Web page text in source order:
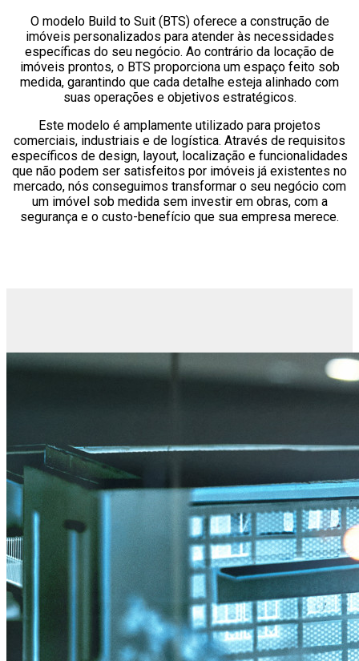
O modelo Build to Suit (BTS) oferece a construção de
imóveis personalizados para atender às necessidades
específicas do seu negócio. Ao contrário da locação de
imóveis prontos, o BTS proporciona um espaço feito sob
medida, garantindo que cada detalhe esteja alinhado com
suas operações e objetivos estratégicos.
Este modelo é amplamente utilizado para projetos
comerciais, industriais e de logística. Através de requisitos
específicos de design, layout, localização e funcionalidades
que não podem ser satisfeitos por imóveis já existentes no
mercado, nós conseguimos transformar o seu negócio com
um imóvel sob medida sem investir em obras, com a
segurança e o custo-benefício que sua empresa merece.